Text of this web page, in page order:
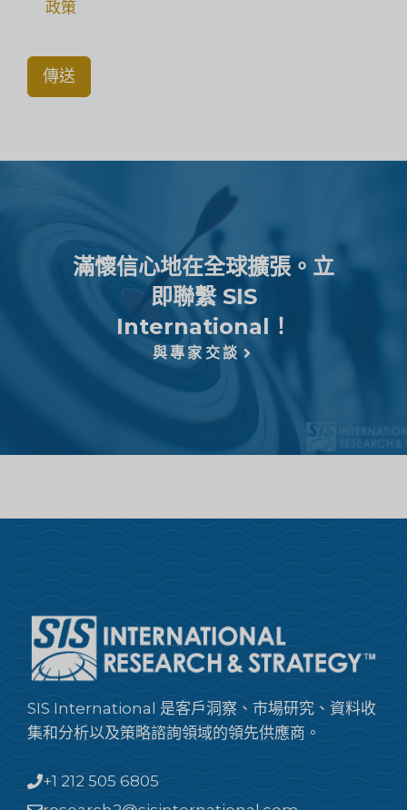
政策
傳送
滿懷信心地在全球擴張。立
即聯繫 SIS
International！
與專家交談
SIS International 是客戶洞察、市場研究、資料收
集和分析以及策略諮詢領域的領先供應商。
+1 212 505 6805